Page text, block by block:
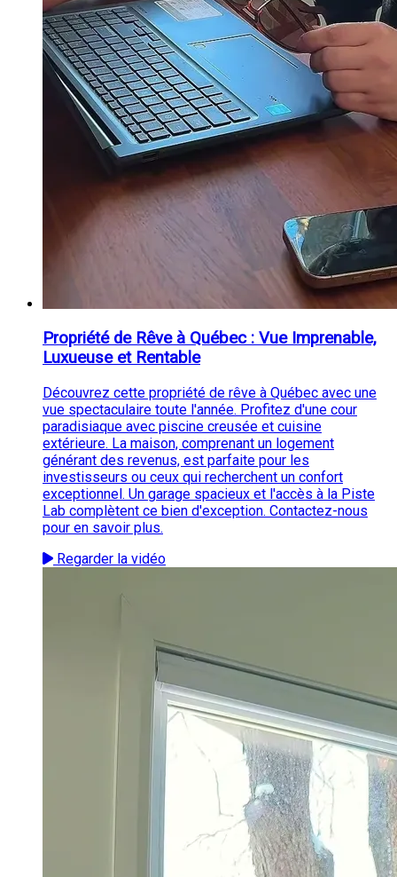
Propriété de Rêve à Québec : Vue Imprenable,
Luxueuse et Rentable
Découvrez cette propriété de rêve à Québec avec une
vue spectaculaire toute l'année. Profitez d'une cour
paradisiaque avec piscine creusée et cuisine
extérieure. La maison, comprenant un logement
générant des revenus, est parfaite pour les
investisseurs ou ceux qui recherchent un confort
exceptionnel. Un garage spacieux et l'accès à la Piste
Lab complètent ce bien d'exception. Contactez-nous
pour en savoir plus.
Regarder la vidéo